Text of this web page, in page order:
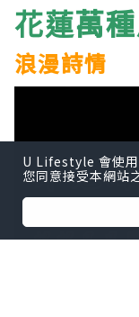
花蓮萬種
浪漫詩情
U Lifestyle 會使
您同意接受本網站